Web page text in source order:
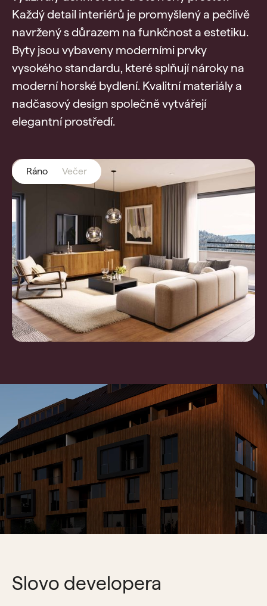
Každý detail interiérů je promyšlený a pečlivě
navržený s důrazem na funkčnost a estetiku.
Byty jsou vybaveny moderními prvky
vysokého standardu, které splňují nároky na
moderní horské bydlení. Kvalitní materiály a
nadčasový design společně vytvářejí
elegantní prostředí.
Ráno Večer
Slovo developera